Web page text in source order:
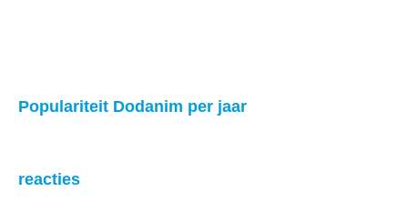
Populariteit Dodanim per jaar
reacties